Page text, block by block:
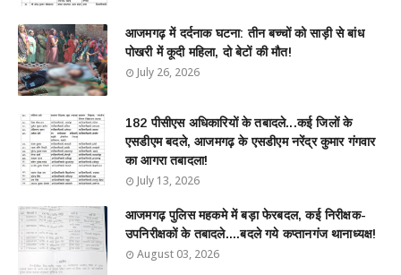
आजमगढ़ में दर्दनाक घटना: तीन बच्चों को साड़ी से बांध
पोखरी में कूदी महिला, दो बेटों की मौत!
July 26, 2026
182 पीसीएस अधिकारियों के तबादले...कई जिलों के
एसडीएम बदले, आजमगढ़ के एसडीएम नरेंद्र कुमार गंगवार
का आगरा तबादला!
July 13, 2026
आजमगढ़ पुलिस महकमे में बड़ा फेरबदल, कई निरीक्षक-
उपनिरीक्षकों के तबादले....बदले गये कप्तानगंज थानाध्यक्ष!
August 03, 2026